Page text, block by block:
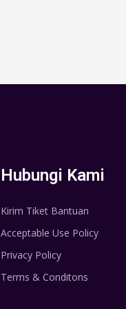
Hubungi Kami
Kirim Tiket Bantuan
Acceptable Use Policy
Privacy Policy
Terms & Conditons